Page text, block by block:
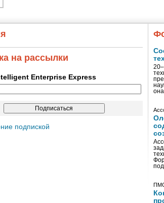
на рассылки
Enterprise Express
подпиской